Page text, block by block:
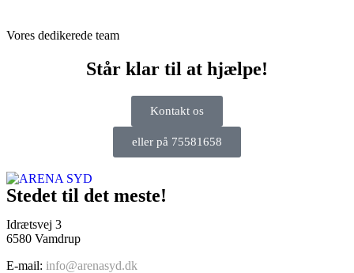
Vores dedikerede team
Står klar til at hjælpe!
Kontakt os
eller på 75581658
Stedet til det meste!
Idrætsvej 3
6580 Vamdrup
E-mail: info@arenasyd.dk